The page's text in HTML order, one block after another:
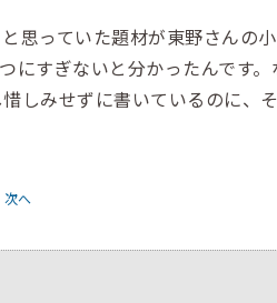
思っていた題材が東野さんの
にすぎないと分かったんです
しみせずに書いているのに、
次へ